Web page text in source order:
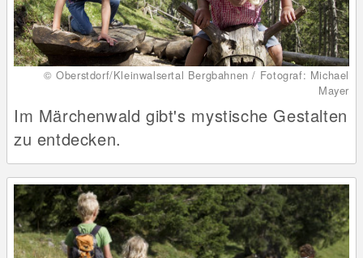
© Oberstdorf/Kleinwalsertal Bergbahnen / Fotograf: Michael
Mayer
Im Märchenwald gibt's mystische Gestalten
zu entdecken.